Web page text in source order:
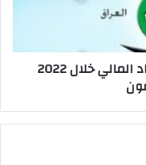
النزاهة: 1088 مداناً بجرائم الفساد المالي خلال 2022